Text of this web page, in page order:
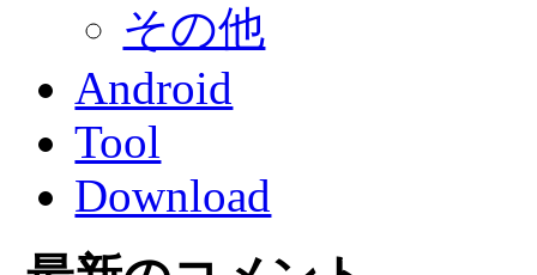
その他
Android
Tool
Download